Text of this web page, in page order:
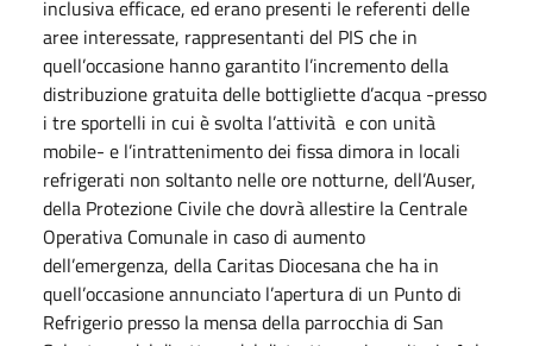
inclusiva efficace, ed erano presenti le referenti delle
aree interessate, rappresentanti del PIS che in
quell’occasione hanno garantito l’incremento della
distribuzione gratuita delle bottigliette d’acqua -presso
i tre sportelli in cui è svolta l’attività e con unità
mobile- e l’intrattenimento dei fissa dimora in locali
refrigerati non soltanto nelle ore notturne, dell’Auser,
della Protezione Civile che dovrà allestire la Centrale
Operativa Comunale in caso di aumento
dell’emergenza, della Caritas Diocesana che ha in
quell’occasione annunciato l’apertura di un Punto di
Refrigerio presso la mensa della parrocchia di San